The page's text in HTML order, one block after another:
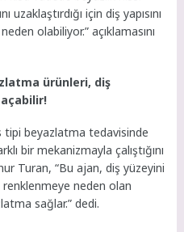
uzaklaştırdığı için diş yapısını
olabiliyor.” açıklamasını
ürünleri, diş
tipi beyazlatma tedavisinde
bir mekanizmayla çalıştığını
Turan, “Bu ajan, diş yüzeyini
renklenmeye neden olan
sağlar.” dedi.